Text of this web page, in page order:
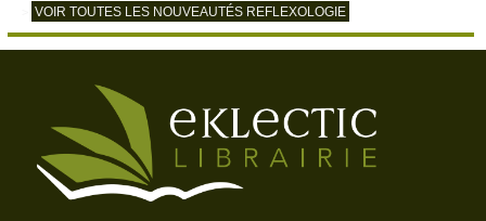
VOIR TOUTES LES NOUVEAUTÉS REFLEXOLOGIE